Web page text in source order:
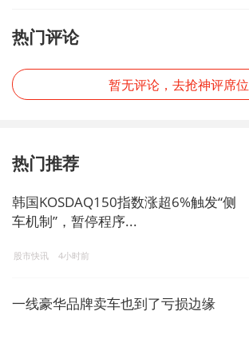
热门评论
暂无评论，去抢神评席位
热门推荐
韩国KOSDAQ150指数涨超6%触发“侧
车机制”，暂停程序...
股市快讯 4小时前
一线豪华品牌卖车也到了亏损边缘